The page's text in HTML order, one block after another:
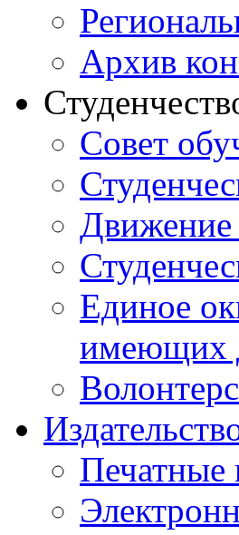
Архив
Совет
Единое
имеющих
Печатные